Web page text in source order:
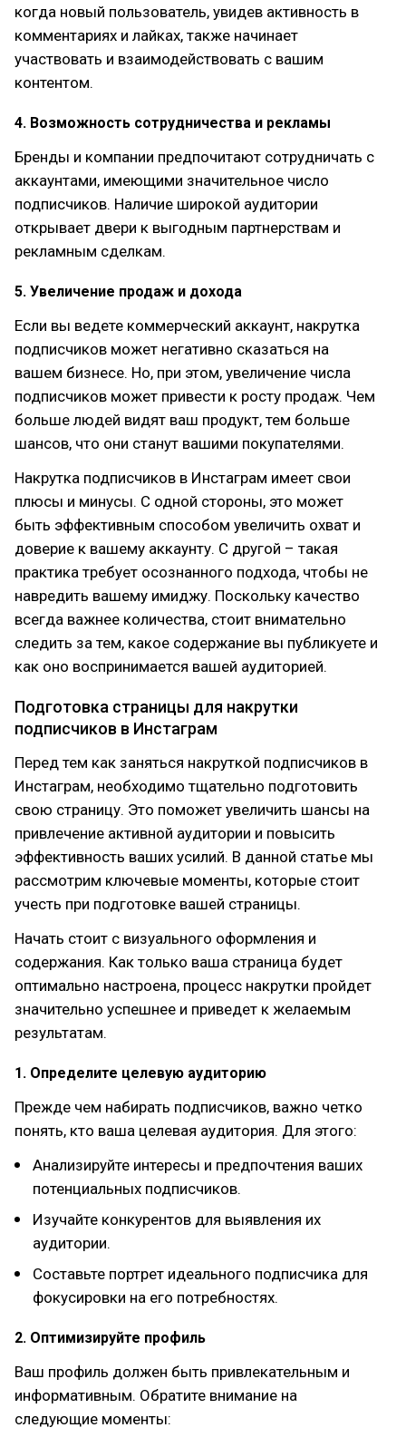
когда новый пользователь, увидев активность в
комментариях и лайках, также начинает
участвовать и взаимодействовать с вашим
контентом.
4. Возможность сотрудничества и рекламы
Бренды и компании предпочитают сотрудничать с
аккаунтами, имеющими значительное число
подписчиков. Наличие широкой аудитории
открывает двери к выгодным партнерствам и
рекламным сделкам.
5. Увеличение продаж и дохода
Если вы ведете коммерческий аккаунт, накрутка
подписчиков может негативно сказаться на
вашем бизнесе. Но, при этом, увеличение числа
подписчиков может привести к росту продаж. Чем
больше людей видят ваш продукт, тем больше
шансов, что они станут вашими покупателями.
Накрутка подписчиков в Инстаграм имеет свои
плюсы и минусы. С одной стороны, это может
быть эффективным способом увеличить охват и
доверие к вашему аккаунту. С другой – такая
практика требует осознанного подхода, чтобы не
навредить вашему имиджу. Поскольку качество
всегда важнее количества, стоит внимательно
следить за тем, какое содержание вы публикуете и
как оно воспринимается вашей аудиторией.
Подготовка страницы для накрутки
подписчиков в Инстаграм
Перед тем как заняться накруткой подписчиков в
Инстаграм, необходимо тщательно подготовить
свою страницу. Это поможет увеличить шансы на
привлечение активной аудитории и повысить
эффективность ваших усилий. В данной статье мы
рассмотрим ключевые моменты, которые стоит
учесть при подготовке вашей страницы.
Начать стоит с визуального оформления и
содержания. Как только ваша страница будет
оптимально настроена, процесс накрутки пройдет
значительно успешнее и приведет к желаемым
результатам.
1. Определите целевую аудиторию
Прежде чем набирать подписчиков, важно четко
понять, кто ваша целевая аудитория. Для этого:
Анализируйте интересы и предпочтения ваших
потенциальных подписчиков.
Изучайте конкурентов для выявления их
аудитории.
Составьте портрет идеального подписчика для
фокусировки на его потребностях.
2. Оптимизируйте профиль
Ваш профиль должен быть привлекательным и
информативным. Обратите внимание на
следующие моменты: